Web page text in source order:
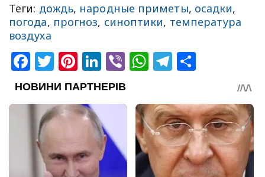
Теги: дождь, народные приметы, осадки,
погода, прогноз, синоптики, температура
воздуха
Facebook
Twitter
Pinterest
LinkedIn
ViberWhatsApp
Telegram